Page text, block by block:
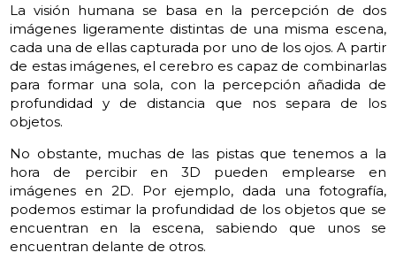
La visión humana se basa en la percepción de dos
imágenes ligeramente distintas de una misma escena,
cada una de ellas capturada por uno de los ojos. A partir
de estas imágenes, el cerebro es capaz de combinarlas
para formar una sola, con la percepción añadida de
profundidad y de distancia que nos separa de los
objetos.
No obstante, muchas de las pistas que tenemos a la
hora de percibir en 3D pueden emplearse en
imágenes en 2D. Por ejemplo, dada una fotografía,
podemos estimar la profundidad de los objetos que se
encuentran en la escena, sabiendo que unos se
encuentran delante de otros.